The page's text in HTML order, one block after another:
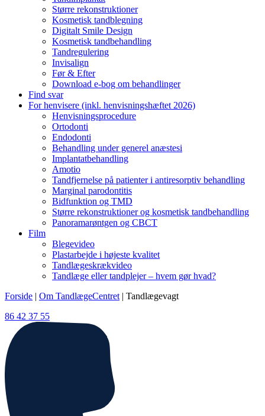
Større rekonstruktioner
Kosmetisk tandblegning
Digitalt Smile Design
Kosmetisk tandbehandling
Tandregulering
Invisalign
Før & Efter
Download e-bog om behandlinger
Find svar
For henvisere (inkl. henvisningshæftet 2026)
Henvisningsprocedure
Ortodonti
Endodonti
Behandling under generel anæstesi
Implantatbehandling
Amotio
Tandfjernelse på patienter i antiresorptiv behandling
Marginal parodontitis
Bidfunktion og TMD
Større rekonstruktioner og kosmetisk tandbehandling
Panoramarøntgen og CBCT
Film
Blegevideo
Plastarbejde i højeste kvalitet
Tandlægeskrækvideo
Tandlæge eller tandplejer – hvem gør hvad?
Forside | Om TandlægeCentret | Tandlægevagt
86 42 37 55